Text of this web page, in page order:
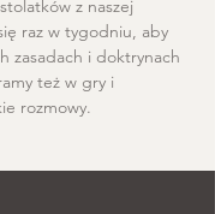
z naszej
raz w tygodniu, aby
zasadach i doktrynach
też w gry i
rozmowy.